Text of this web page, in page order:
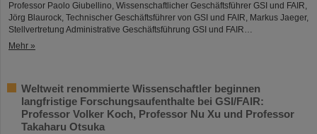
Professor Paolo Giubellino, Wissenschaftlicher Geschäftsführer GSI und FAIR,
Jörg Blaurock, Technischer Geschäftsführer von GSI und FAIR, Markus Jaeger,
Stellvertretung Administrative Geschäftsführung GSI und FAIR…
Mehr »
Weltweit renommierte Wissenschaftler beginnen
langfristige Forschungsaufenthalte bei GSI/FAIR:
Professor Volker Koch, Professor Nu Xu und Professor
Takaharu Otsuka